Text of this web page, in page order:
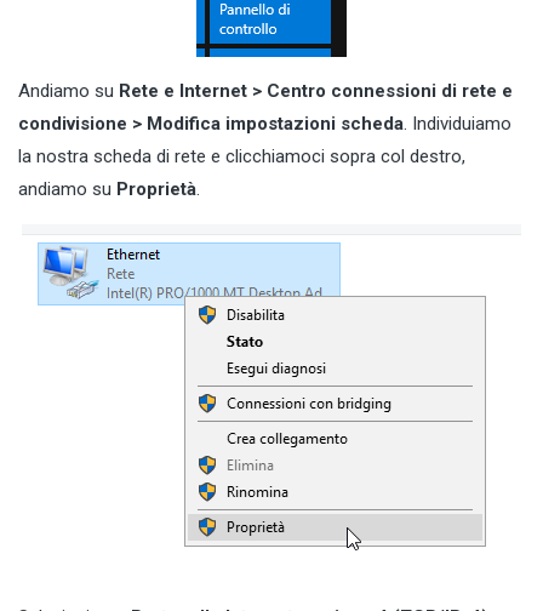
Andiamo su Rete e Internet > Centro connessioni di rete e
condivisione > Modifica impostazioni scheda. Individuiamo
la nostra scheda di rete e clicchiamoci sopra col destro,
andiamo su Proprietà.